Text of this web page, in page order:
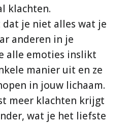
klachten.
dat je niet alles wat je
anderen in je
alle emoties inslikt
manier uit en ze
in jouw lichaam.
meer klachten krijgt
wat je het liefste